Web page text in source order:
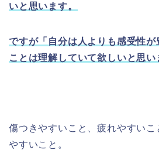
いと思います。
ですが「自分は人よりも感受性が
ことは理解していて欲しいと思い
傷つきやすいこと、疲れやすいこ
やすいこと。